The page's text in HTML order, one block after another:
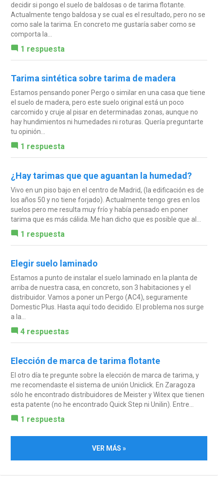
decidir si pongo el suelo de baldosas o de tarima flotante.
Actualmente tengo baldosa y se cual es el resultado, pero no se
como sale la tarima. En concreto me gustaría saber como se
comporta la...
1 respuesta
Tarima sintética sobre tarima de madera
Estamos pensando poner Pergo o similar en una casa que tiene
el suelo de madera, pero este suelo original está un poco
carcomido y cruje al pisar en determinadas zonas, aunque no
hay hundimientos ni humedades ni roturas. Quería preguntarte
tu opinión...
1 respuesta
¿Hay tarimas que que aguantan la humedad?
Vivo en un piso bajo en el centro de Madrid, (la edificación es de
los años 50 y no tiene forjado). Actualmente tengo gres en los
suelos pero me resulta muy frío y había pensado en poner
tarima que es más cálida. Me han dicho que es posible que al...
1 respuesta
Elegir suelo laminado
Estamos a punto de instalar el suelo laminado en la planta de
arriba de nuestra casa, en concreto, son 3 habitaciones y el
distribuidor. Vamos a poner un Pergo (AC4), seguramente
Domestic Plus. Hasta aquí todo decidido. El problema nos surge
a la...
4 respuestas
Elección de marca de tarima flotante
El otro día te pregunte sobre la elección de marca de tarima, y
me recomendaste el sistema de unión Uniclick. En Zaragoza
sólo he encontrado distribuidores de Meister y Witex que tienen
esta patente (no he encontrado Quick Step ni Unilin). Entre...
1 respuesta
VER MÁS »